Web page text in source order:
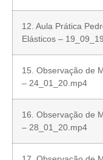
12. Aula Prática
Elásticos –
15. Observação de
– 24_01_20.mp4
16. Observação de
– 28_01_20.mp4